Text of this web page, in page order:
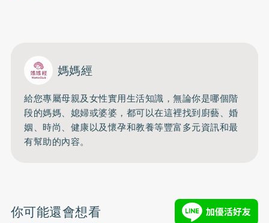
媽媽經
給您專屬母親及女性實用生活知識，無論你是哪個階
段的媽媽、媳婦或婆婆，都可以在這裡找到廚藝、婚
姻、時尚、健康以及懷孕和教養等豐富多元資訊和最
有幫助的內容。
你可能還會想看